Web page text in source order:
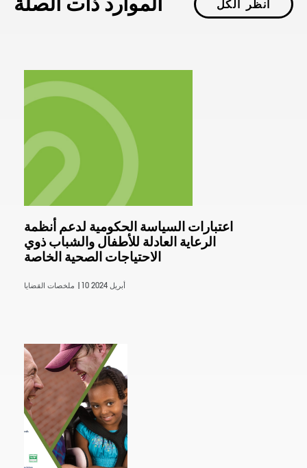
انظر الكل
اعتبارات السياسة الحكومية لدعم أنظمة
الرعاية العادلة للأطفال والشباب ذوي
الاحتياجات الصحية الخاصة
10 أبريل 2024